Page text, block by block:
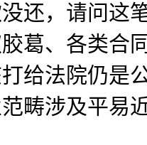
还，请问这
葛、各类合
给法院仍是
畴涉及平易